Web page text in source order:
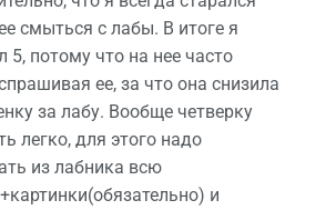
смыться с лабы. В итоге я
5, потому что на нее часто
ее, за что она снизила
за лабу. Вообще четверку
легко, для этого надо
из лабника всю
и